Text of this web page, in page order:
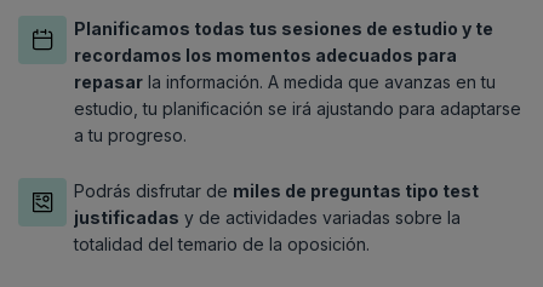
Planificamos todas tus sesiones de estudio y te
recordamos los momentos adecuados para
repasar la información. A medida que avanzas en tu
estudio, tu planificación se irá ajustando para adaptarse
a tu progreso.
Podrás disfrutar de miles de preguntas tipo test
justificadas y de actividades variadas sobre la
totalidad del temario de la oposición.